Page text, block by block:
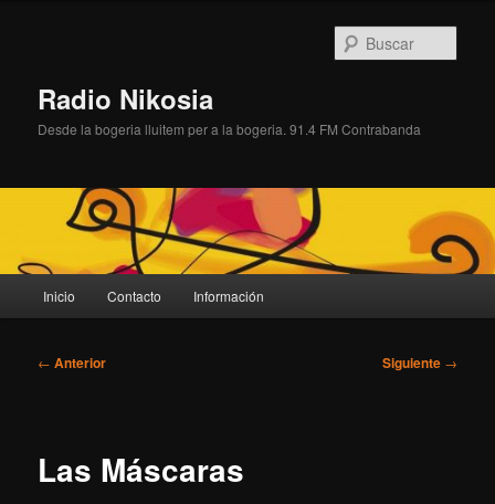
Radio Nikosia
Desde la bogeria lluitem per a la bogeria. 91.4 FM Contrabanda
principal
Inicio Contacto Información
Navegación
← Anterior Siguiente →
Las Máscaras